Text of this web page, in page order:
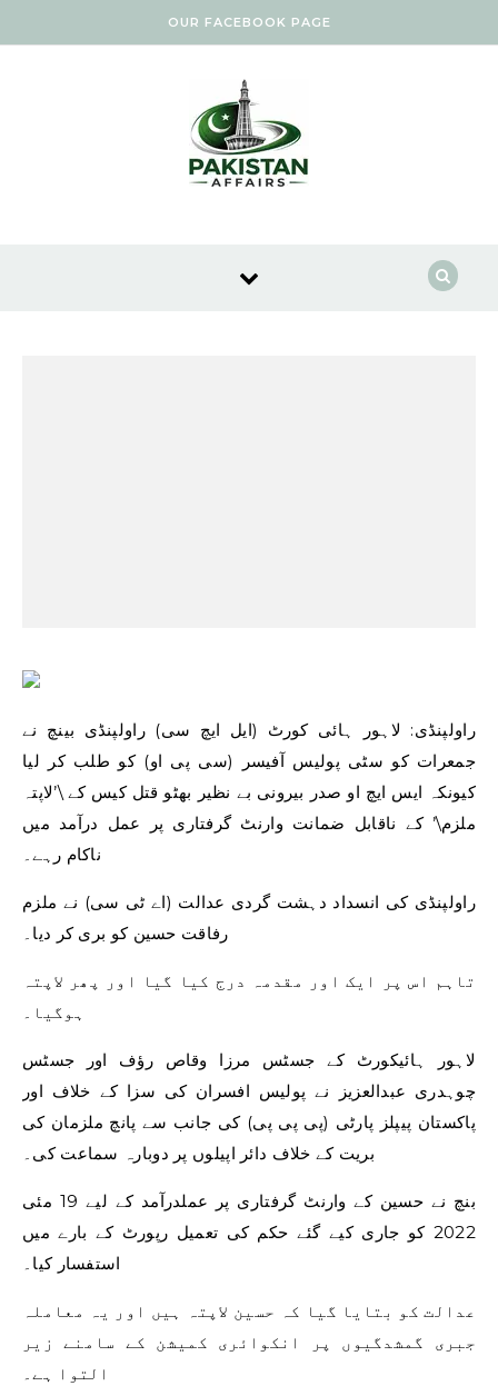
OUR FACEBOOK PAGE
راولپنڈی: لاہور ہائی کورٹ (ایل ایچ سی) راولپنڈی بینچ نے
جمعرات کو سٹی پولیس آفیسر (سی پی او) کو طلب کر لیا
کیونکہ ایس ایچ او صدر بیرونی بے نظیر بھٹو قتل کیس کے \’لاپتہ
ملزم\’ کے ناقابل ضمانت وارنٹ گرفتاری پر عمل درآمد میں
ناکام رہے۔
راولپنڈی کی انسداد دہشت گردی عدالت (اے ٹی سی) نے ملزم
رفاقت حسین کو بری کر دیا۔
تاہم اس پر ایک اور مقدمہ درج کیا گیا اور پھر لاپتہ
ہوگیا۔
لاہور ہائیکورٹ کے جسٹس مرزا وقاص رؤف اور جسٹس
چوہدری عبدالعزیز نے پولیس افسران کی سزا کے خلاف اور
پاکستان پیپلز پارٹی (پی پی پی) کی جانب سے پانچ ملزمان کی
بریت کے خلاف دائر اپیلوں پر دوبارہ سماعت کی۔
بنچ نے حسین کے وارنٹ گرفتاری پر عملدرآمد کے لیے 19 مئی
2022 کو جاری کیے گئے حکم کی تعمیل رپورٹ کے بارے میں
استفسار کیا۔
عدالت کو بتایا گیا کہ حسین لاپتہ ہیں اور یہ معاملہ
جبری گمشدگیوں پر انکوائری کمیشن کے سامنے زیر
التوا ہے۔